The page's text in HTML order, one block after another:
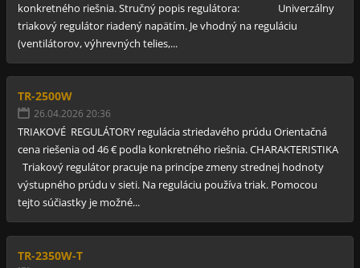
konkretného riešnia. Stručný popis regulátora: Univerzálny
triakový regulátor riadený napätím. Je vhodný na reguláciu
(ventilátorov, výhrevných telies,...
TR-2500W
26.04.2026 20:36
TRIAKOVÉ REGULÁTORY regulácia striedavého prúdu Orientačná
cena riešenia od 46 € podla konkretného riešnia. CHARAKTERISTIKA
Triakový regulátor pracuje na princípe zmeny strednej hodnoty
výstupného prúdu v sieti. Na reguláciu používa triak. Pomocou
tejto súčiastky je možné...
TR-2350W-T